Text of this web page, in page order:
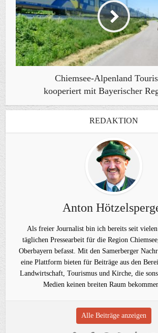
Chiemsee-Alpenland
kooperiert mit Bayerischer
REDAKTION
Anton
Als freier Journalist bin ich bereits seit
täglichen Pressearbeit für die Region
Oberbayern befasst. Mit den Samerberger
eine Plattform bieten für Beiträge aus den
Landwirtschaft, Tourismus und Kirche, die
Medien keinen breiten Raum
Alle Beiträge anzeigen